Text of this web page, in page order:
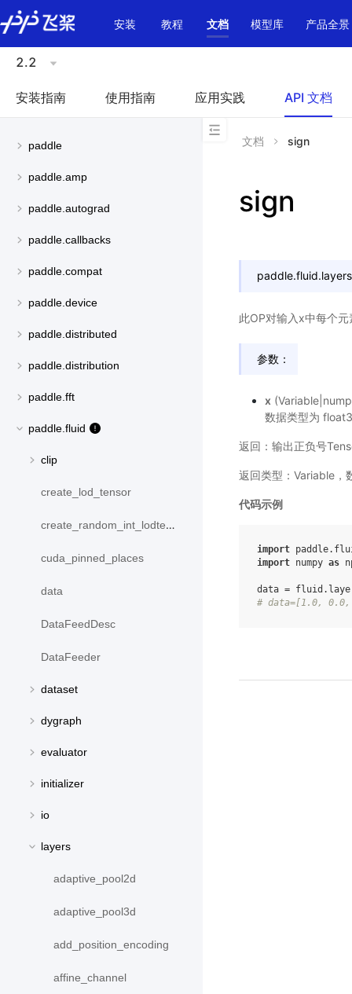
\u200E
安装
教程 文档 模型库 产品全景
2.2
安装指南 使用指南 应用实践 API 文档
paddle
paddle.amp
paddle.autograd
paddle.callbacks
paddle.compat
paddle.device
paddle.distributed
paddle.distribution
paddle.fft
paddle.fluid
clip
create_lod_tensor
create_random_int_lodtensor
cuda_pinned_places
data
DataFeedDesc
DataFeeder
dataset
dygraph
evaluator
initializer
io
layers
adaptive_pool2d
adaptive_pool3d
add_position_encoding
affine_channel
文档 sign
sign
此OP对输入x中每个
参数：
x
数据类型为
返回：输出正负号
返回类型：Variable，
代码示例
import
import numpy as
data = fluid .
# data=[1.0,